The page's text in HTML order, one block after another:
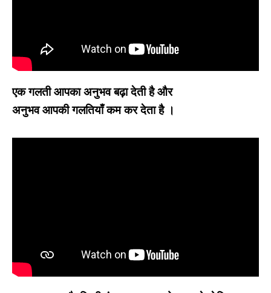
एक गलती आपका अनुभव बढ़ा देती है और
अनुभव आपकी गलतियाँ कम कर देता है ।